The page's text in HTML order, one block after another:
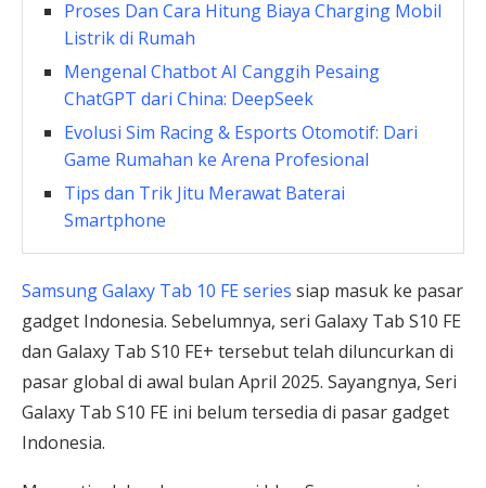
Proses Dan Cara Hitung Biaya Charging Mobil
Listrik di Rumah
Mengenal Chatbot AI Canggih Pesaing
ChatGPT dari China: DeepSeek
Evolusi Sim Racing & Esports Otomotif: Dari
Game Rumahan ke Arena Profesional
Tips dan Trik Jitu Merawat Baterai
Smartphone
Samsung Galaxy Tab 10 FE series siap masuk ke pasar
gadget Indonesia. Sebelumnya, seri Galaxy Tab S10 FE
dan Galaxy Tab S10 FE+ tersebut telah diluncurkan di
pasar global di awal bulan April 2025. Sayangnya, Seri
Galaxy Tab S10 FE ini belum tersedia di pasar gadget
Indonesia.